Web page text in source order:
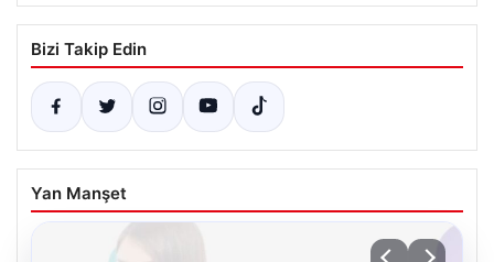
Bizi Takip Edin
Yan Manşet